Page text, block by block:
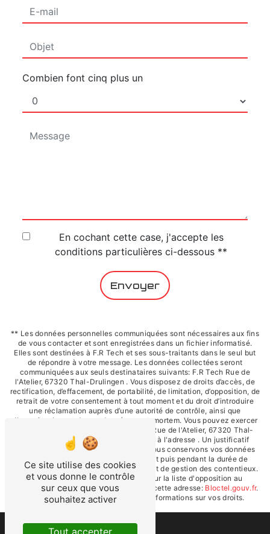
Combien font cinq plus un
En cochant cette case, j'accepte les
conditions particulières ci-dessous **
Envoyer
** Les données personnelles communiquées sont nécessaires aux fins
de vous contacter et sont enregistrées dans un fichier informatisé.
Elles sont destinées à F.R Tech et ses sous-traitants dans le seul but
de répondre à votre message. Les données collectées seront
communiquées aux seuls destinataires suivants: F.R Tech Rue de
l'Atelier, 67320 Thal-Drulingen . Vous disposez de droits d’accès, de
rectification, d’effacement, de portabilité, de limitation, d’opposition, de
retrait de votre consentement à tout moment et du droit d’introduire
une réclamation auprès d’une autorité de contrôle, ainsi que
d’organiser le sort de vos données post-mortem. Vous pouvez exercer
ces droits par voie postale à l'adresse Rue de l'Atelier, 67320 Thal-
Drulingen ou par courrier électronique à l'adresse . Un justificatif
d'identité pourra vous être demandé. Nous conservons vos données
pendant la période de prise de contact puis pendant la durée de
prescription légale aux fins probatoires et de gestion des contentieux.
Vous avez le droit de vous inscrire sur la liste d'opposition au
démarchage téléphonique, disponible à cette adresse: Bloctel.gouv.fr.
Consultez le site cnil.fr pour plus d’informations sur vos droits.
Ce site utilise des cookies
et vous donne le contrôle
sur ceux que vous
souhaitez activer
Tout accepter